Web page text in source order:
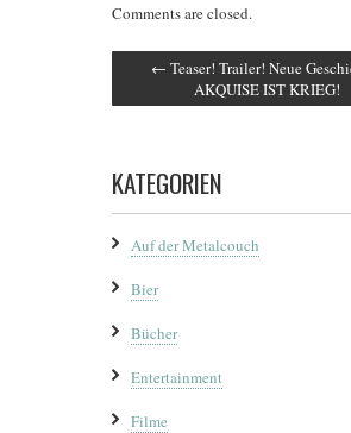
Comments are closed.
← Teaser! Trailer! Neue
AKQUISE IST KRIEG!
KATEGORIEN
Auf der Metalcouch
Bier
Bücher
Entertainment
Filme